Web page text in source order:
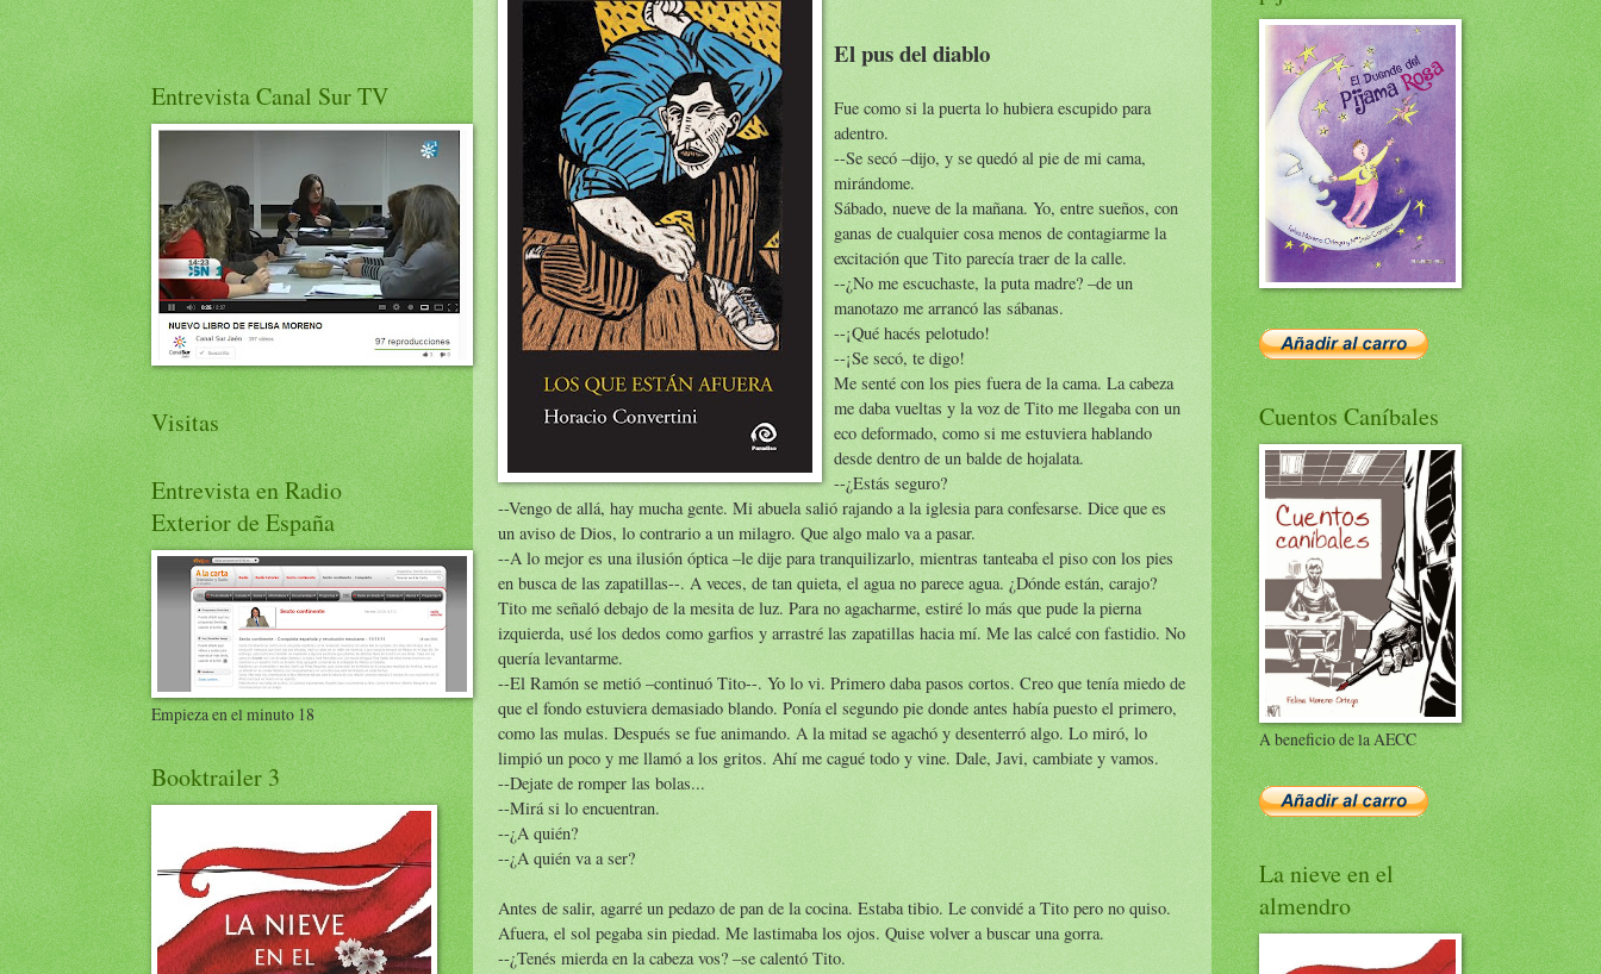
El pus del diablo
Fue como si la puerta lo hubiera escupido para
adentro.
--Se secó –dijo, y se quedó al pie de mi cama,
mirándome.
Sábado, nueve de la mañana. Yo, entre sueños, con
ganas de cualquier cosa menos de contagiarme la
excitación que Tito parecía traer de la calle.
--¿No me escuchaste, la puta madre? –de un
manotazo me arrancó las sábanas.
--¡Qué hacés pelotudo!
--¡Se secó, te digo!
Me senté con los pies fuera de la cama. La cabeza
me daba vueltas y la voz de Tito me llegaba con un
eco deformado, como si me estuviera hablando
desde dentro de un balde de hojalata.
--¿Estás seguro?
--Vengo de allá, hay mucha gente. Mi abuela salió rajando a la iglesia para confesarse. Dice que es
un aviso de Dios, lo contrario a un milagro. Que algo malo va a pasar.
--A lo mejor es una ilusión óptica –le dije para tranquilizarlo, mientras tanteaba el piso con los pies
en busca de las zapatillas--. A veces, de tan quieta, el agua no parece agua. ¿Dónde están, carajo?
Tito me señaló debajo de la mesita de luz. Para no agacharme, estiré lo más que pude la pierna
izquierda, usé los dedos como garfios y arrastré las zapatillas hacia mí. Me las calcé con fastidio. No
quería levantarme.
--El Ramón se metió –continuó Tito--. Yo lo vi. Primero daba pasos cortos. Creo que tenía miedo de
que el fondo estuviera demasiado blando. Ponía el segundo pie donde antes había puesto el primero,
como las mulas. Después se fue animando. A la mitad se agachó y desenterró algo. Lo miró, lo
limpió un poco y me llamó a los gritos. Ahí me cagué todo y vine. Dale, Javi, cambiate y vamos.
--Dejate de romper las bolas...
--Mirá si lo encuentran.
--¿A quién?
--¿A quién va a ser?
Antes de salir, agarré un pedazo de pan de la cocina. Estaba tibio. Le convidé a Tito pero no quiso.
Afuera, el sol pegaba sin piedad. Me lastimaba los ojos. Quise volver a buscar una gorra.
--¿Tenés mierda en la cabeza vos? –se calentó Tito.
Entrevista Canal Sur TV
Visitas
Entrevista en Radio
Exterior de España
Empieza en el minuto 18
Booktrailer 3
Cuentos Caníbales
A beneficio de la AECC
La nieve en el
almendro